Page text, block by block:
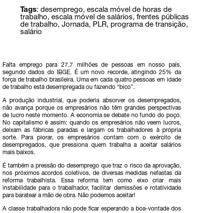
Tags: desemprego, escala móvel de horas de
trabalho, escala móvel de salários, frentes públicas
de trabalho, Jornada, PLR, programa de transição,
salário
Falta emprego para 27,7 milhões de pessoas em nosso país,
segundo dados do IBGE. É um novo recorde, atingindo 25% da
força de trabalho brasileira. Uma em cada quatro pessoas em idade
de trabalho está desempregada ou fazendo “bico”.
A produção industrial, que poderia absorver os desempregados,
não avança porque os empresários não têm grandes perspectivas
de lucro neste momento. A economia se debate no fundo do poço.
No capitalismo é assim: quando os empresários não veem lucros,
deixam as fábricas paradas e largam os trabalhadores à própria
sorte. Para piorar, os empresários contam com o exército de
desempregados, que pressiona quem trabalha a aceitar salários
mais baixos.
É também a pressão do desemprego que traz o risco da aprovação,
nos próximos acordos coletivos, de diversas medidas nefastas da
reforma trabalhista. Essa reforma tem como eixo criar mais
instabilidade para o trabalhador, facilitar demissões e rotatividade
para baratear a mão de obra. Não podemos aceitar!
A classe trabalhadora não pode ficar esperando a boa-vontade dos